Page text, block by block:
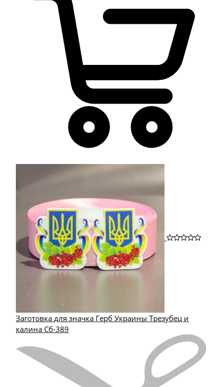
Заготовка для значка Герб Украины Трезубец и
калина Сб-389